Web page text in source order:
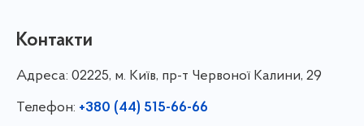
Контакти
Адреса: 02225, м. Київ, пр-т Червоної Калини, 29
Телефон: +380 (44) 515-66-66